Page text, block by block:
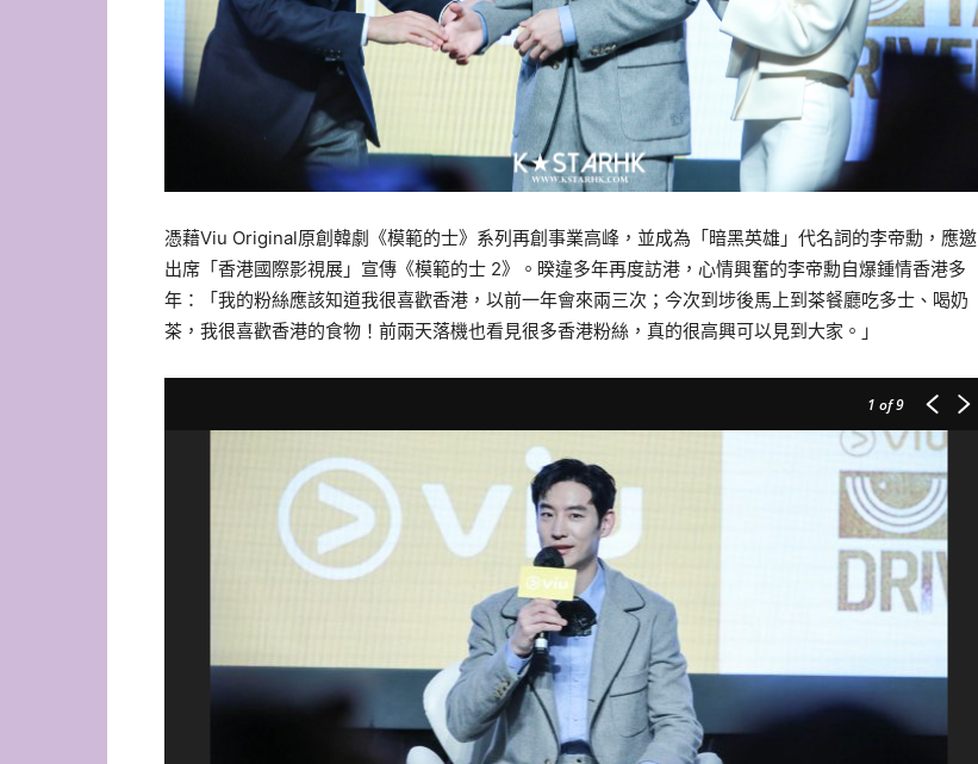
憑藉Viu Original原創韓劇《模範的士》系列再創事業高峰， 並成為「暗黑英雄」代名詞的李帝勳，應邀
出席「香港國際影視展」 宣傳《模範的士 2》。暌違多年再度訪港，心情興奮的李帝勳自爆鍾情香港多
年：「我的粉絲應該知道我很喜歡香港，以前一年會來兩三次； 今次到埗後馬上到茶餐廳吃多士、喝奶
茶，我很喜歡香港的食物！ 前兩天落機也看見很多香港粉絲，真的很高興可以見到大家。」
1 of 9